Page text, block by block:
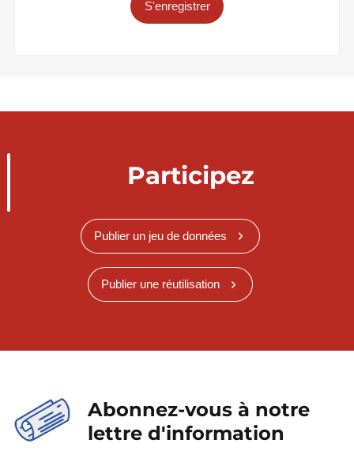
S'enregistrer
Participez
Publier un jeu de données
Publier une réutilisation
Abonnez-vous à notre
lettre d'information